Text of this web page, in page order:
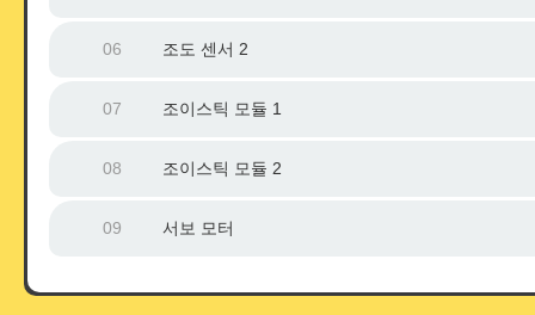
06 조도 센서 2
07 조이스틱 모듈 1
08 조이스틱 모듈 2
09 서보 모터